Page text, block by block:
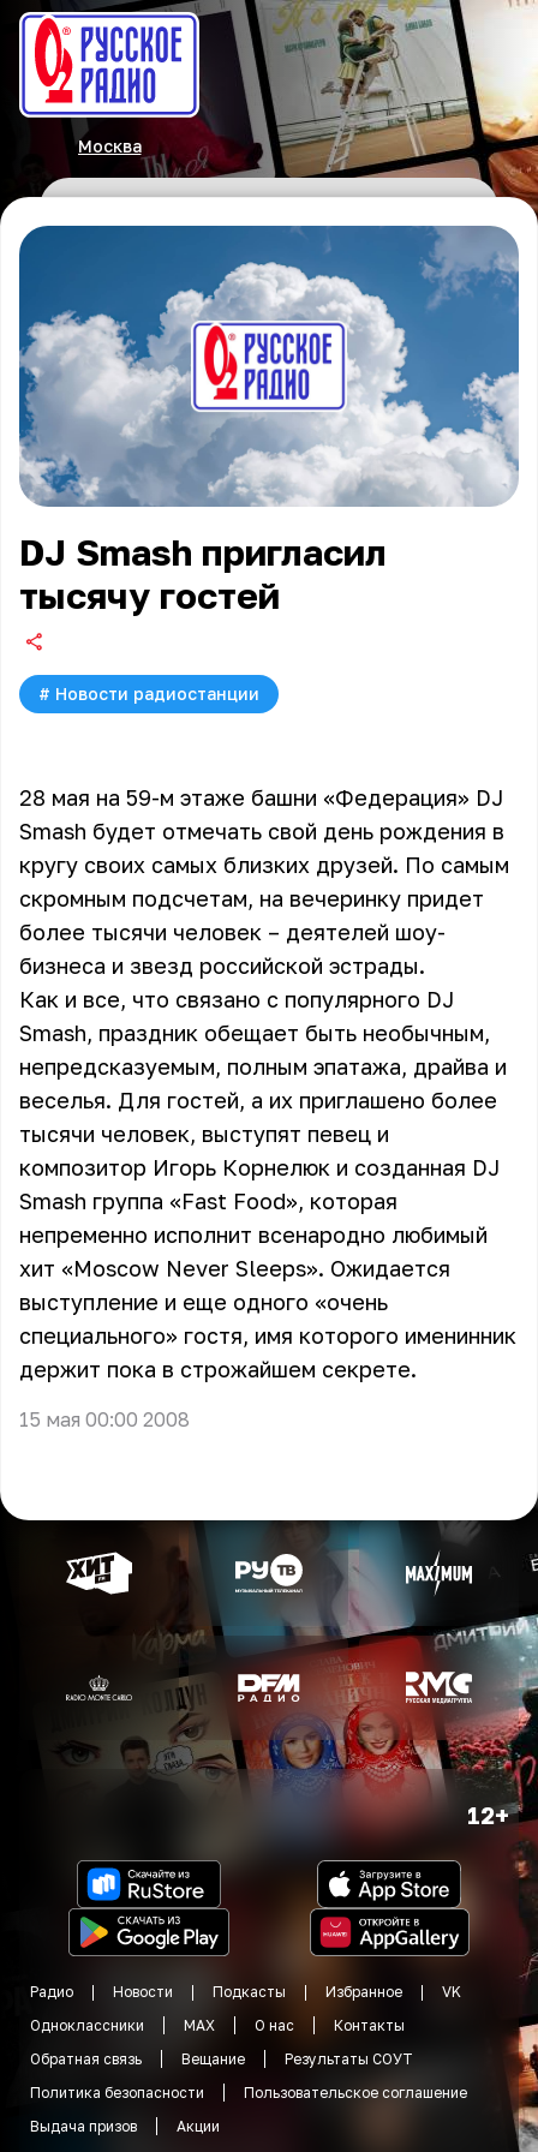
Москва
DJ Smash пригласил
тысячу гостей
# Новости радиостанции
28 мая на 59-м этаже башни «Федерация» DJ
Smash будет отмечать свой день рождения в
кругу своих самых близких друзей. По самым
скромным подсчетам, на вечеринку придет
более тысячи человек – деятелей шоу-
бизнеса и звезд российской эстрады.
Как и все, что связано с популярного DJ
Smash, праздник обещает быть необычным,
непредсказуемым, полным эпатажа, драйва и
веселья. Для гостей, а их приглашено более
тысячи человек, выступят певец и
композитор Игорь Корнелюк и созданная DJ
Smash группа «Fast Food», которая
непременно исполнит всенародно любимый
хит «Moscow Never Sleeps». Ожидается
выступление и еще одного «очень
специального» гостя, имя которого именинник
держит пока в строжайшем секрете.
15 мая 00:00 2008
12+
Радио Новости Подкасты Избранное
VK
Одноклассники
MAX О нас
Контакты
Обратная связь
Вещание
Результаты СОУТ
Политика безопасности
Пользовательское соглашение
Выдача призов
Акции